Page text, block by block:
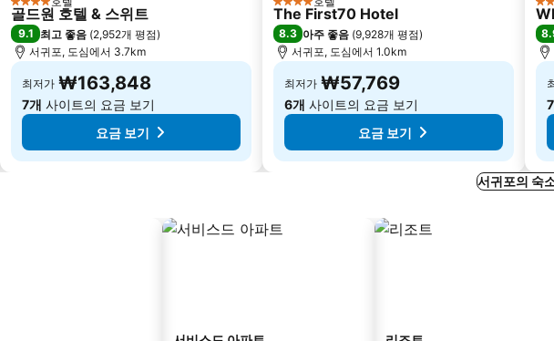
4 성급
골드원 호텔 & 스위트
9.1 최고 좋음 (2,952개 평점)
서귀포, 도심에서 3.7km
최저가 ₩163,848
7개 사이트의 요금 보기
요금 보기
4 성급
The First70 Hotel
8.3 아주 좋음 (9,928개 평점)
서귀포, 도심에서 1.0km
최저가 ₩57,769
6개 사이트의 요금 보기
요금 보기
5
서귀포의 숙